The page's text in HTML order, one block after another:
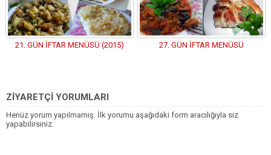
21. GÜN İFTAR MENÜSÜ (2015) 27. GÜN İFTAR MENÜSÜ
ZİYARETÇİ YORUMLARI
Henüz yorum yapılmamış. İlk yorumu aşağıdaki form aracılığıyla siz
yapabilirsiniz.